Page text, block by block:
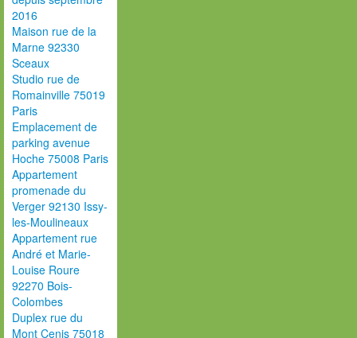
2016
Maison rue de la
Marne 92330
Sceaux
Studio rue de
Romainville 75019
Paris
Emplacement de
parking avenue
Hoche 75008 Paris
Appartement
promenade du
Verger 92130 Issy-
les-Moulineaux
Appartement rue
André et Marie-
Louise Roure
92270 Bois-
Colombes
Duplex rue du
Mont Cenis 75018